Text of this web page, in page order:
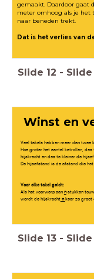
gemaakt. Daardoor gaat
meter omhoog als je het
naar beneden trekt.
Dat is het verlies van
Slide 12 - Slide
Winst en
Veel takels hebben meer dan twee
Hoe groter het aantal katrollen,
hijskracht en des te kleiner de
De hijsafstand is de afstand die
Voor elke takel geldt:
Als het voorwerp aan nstukken
wordt de hijskrachtnkeer zo groot
Slide 13 - Slide